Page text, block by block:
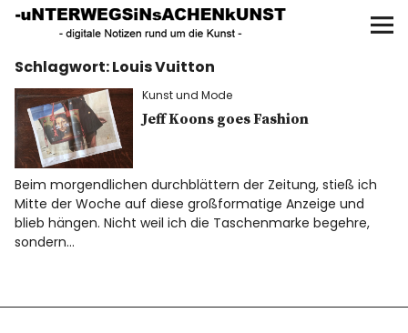
UNTERWEGS IN SACHEN
KUNST
Start
AKTUELLE AUSSTELLUNGEN
KUNSTSPAZIERGÄNGE
ÜBER
Schlagwort:Louis Vuitton
Kunst und Mode
Jeff Koons goes Fashion
Beim morgendlichen durchblättern der Zeitung, stieß ich
Mitte der Woche auf diese großformatige Anzeige und
blieb hängen. Nicht weil ich die Taschenmarke begehre,
sondern…